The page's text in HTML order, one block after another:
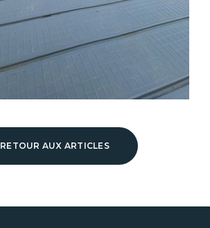
RETOUR AUX ARTICLES